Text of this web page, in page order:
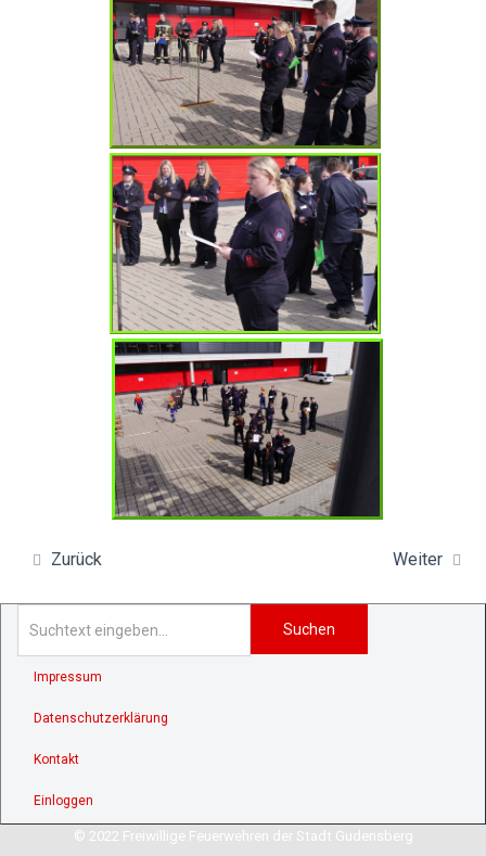
Zurück Weiter
Suchen
Impressum
Datenschutzerklärung
Kontakt
Einloggen
© 2022 Freiwillige Feuerwehren der Stadt Gudensberg